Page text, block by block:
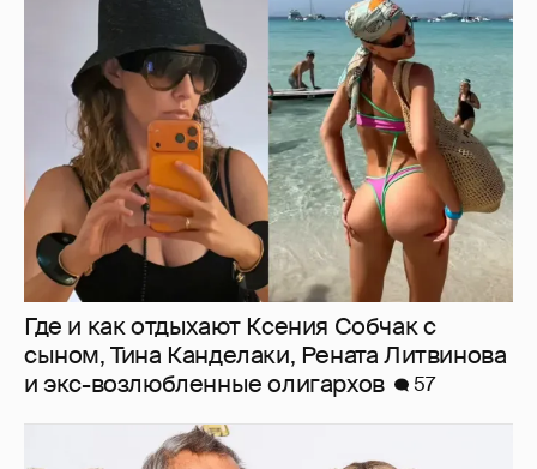
Где и как отдыхают Ксения Собчак с
сыном, Тина Канделаки, Рената Литвинова
и экс-возлюбленные олигархов
57